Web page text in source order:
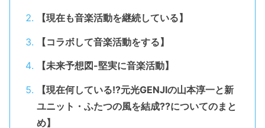
【現在も音楽活動を継続している】
【コラボして音楽活動をする】
【未来予想図-堅実に音楽活動】
【現在何している!?元光GENJIの山本淳一と新
ユニット・ふたつの風を結成??についてのまと
め】